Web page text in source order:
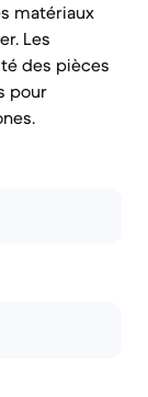
matériaux
Les
des pièces
pour